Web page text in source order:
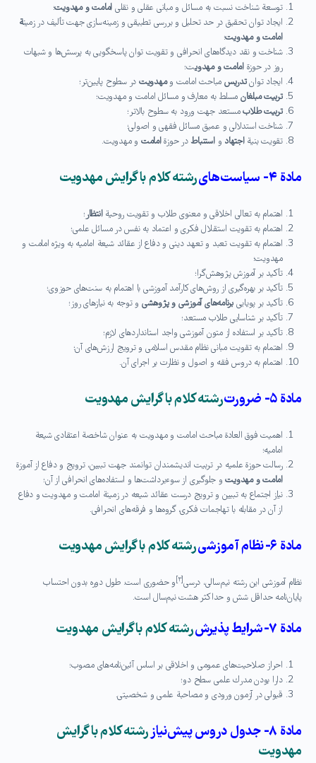
توسعة شناخت نسبت به مسائل و مبانی عقلی و نقلی امامت و مهدویت؛
ایجاد توان تحقیق در حد تحلیل و بررسی تطبیقی و زمینه‌سازی جهت تألیف در زمینة
امامت و مهدویت؛
شناخت و نقد دیدگاه‌های انحرافی و تقویت توان پاسخگویی به پرسش‌ها و شبهات
روز در حوزةامامت و مهدویت؛
ایجاد توانتدریس مباحث امامت ومهدویت در سطوح پایین‌تر؛
تربیت مبلغان مسلط به معارف و مسائل امامت و مهدویت؛
تربیت طلابمستعد جهت ورود به سطوح بالاتر؛
شناخت استدلالی و عمیق مسائل فقهی و اصولی؛
تقویت بنیةاجتهاد و استنباط در حوزةامامت و مهدویت.
مادة ۴- سیاست‌های رشته كلام با گرایش مهدویت
اهتمام به تعالی اخلاقی و معنوی طلاب و تقویت روحیةانتظار؛
اهتمام به تقویت استقلال فكری و اعتماد به نفس در مسائل علمی؛
اهتمام به تقویت تعبد و تعهد دینی و دفاع از عقائد شیعة امامیه به ویژه امامت و
مهدویت؛
تأكید بر آموزش پژوهش‌گرا؛
تأكید بر بهره‌گیری از روش‌های كارآمد آموزشی با اهتمام به سنت‌های حوزوی؛
تأكید بر پویاییبرنامه‌های آموزشی و پژوهشی و توجه به نیازهای روز؛
تأكید بر شناسایی طلاب مستعد؛
تأكید بر استفاده از متون آموزشی واجد استانداردهای لازم؛
اهتمام به تقویت مبانی نظام مقدس اسلامی و ترویج ارزش‌های آن؛
اهتمام به دروس فقه و اصول و نظارت بر اجرای آن.
مادة ۵- ضرورت رشته كلام با گرایش مهدویت
اهمیت فوق العادة مباحث امامت و مهدویت به عنوان شاخصة اعتقادی شیعة
امامیه؛
رسالت حوزة علمیه در تربیت اندیشمندان توانمند جهت تبیین، ترویج و دفاع از آموزة
امامت و مهدویتو جلوگیری از سوءبرداشت‌ها و استفاده‌های انحرافی از آن؛
نیاز اجتماع به تبیین و ترویج درست عقائد شیعه در زمینة امامت و مهدویت و دفاع
از آن در مقابله با تهاجمات فكری، گروه‌ها و فرقه‌های انحرافی.
مادة ۶- نظام آموزشیرشته كلام با گرایش مهدویت
نظام آموزشی این رشته نیم‌سالی، درسی[۳]
و حضوری است. طول دوره بدون احتساب
پایان‌نامه حداقل شش و حداكثر هشت نیم‌سال است.
مادة ۷- شرایط پذیرشرشته كلام با گرایش مهدویت
احراز صلاحیت‌های عمومی و اخلاقی بر اساس آئین‌نامه‌های مصوب؛
دارا بودن مدرك علمی سطح دو؛
قبولی در آزمون ورودی و مصاحبة علمی و شخصیتی.
مادة ۸- جدول دروس پیش‌نیاز
رشته كلام با گرایش
مهدویت